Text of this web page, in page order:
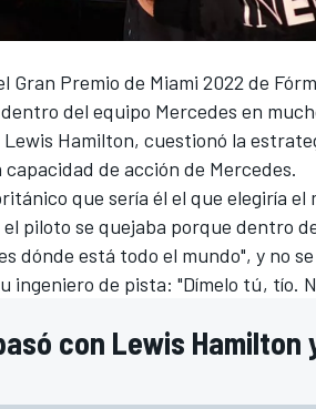
Gran Premio de Miami 2022 de
del equipo Mercedes en
Lewis Hamilton, cuestionó la
de acción de Mercedes.
que sería él el que elegiría
piloto se quejaba porque dentro
dónde está todo el mundo", y no
ingeniero de pista: "Dímelo tú, tío.
con Lewis Hamilton